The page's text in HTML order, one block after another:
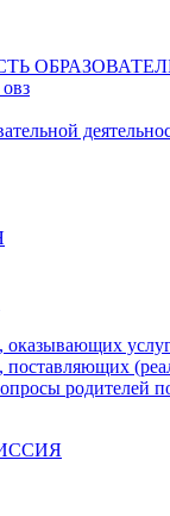
оказывающих
поставляющих
родителей